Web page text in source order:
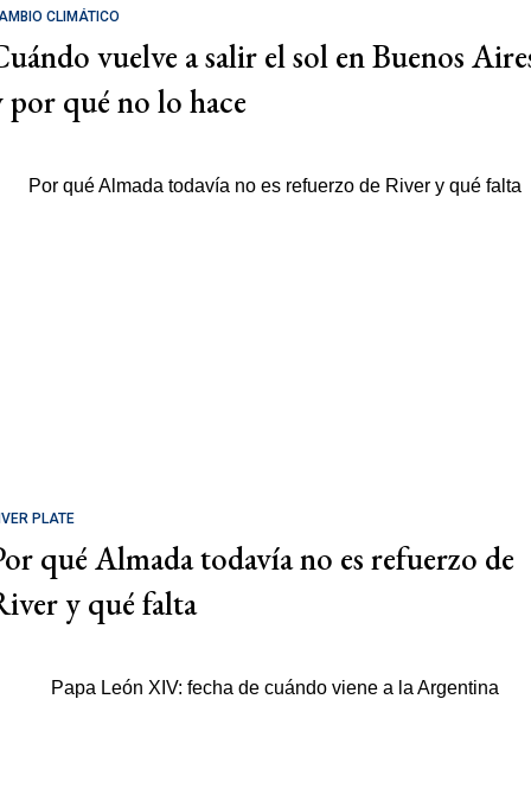
CLIMÁTICO
vuelve a salir el sol en Buenos
por qué no lo hace
PLATE
qué Almada todavía no es refuerzo de
y qué falta